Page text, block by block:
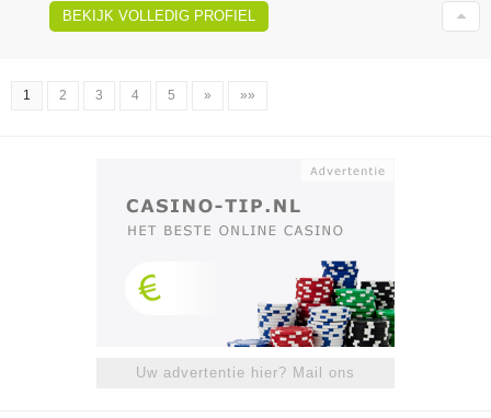
BEKIJK VOLLEDIG PROFIEL
1 2 3 4 5 » »»
Uw advertentie hier? Mail ons